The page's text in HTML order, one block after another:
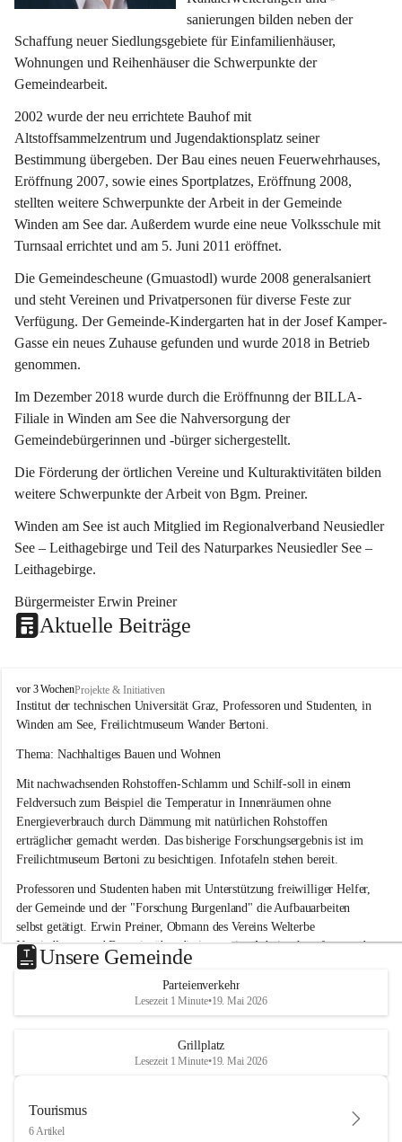
sanierungen bilden neben der
Schaffung neuer Siedlungsgebiete für Einfamilienhäuser,
Wohnungen und Reihenhäuser die Schwerpunkte der
Gemeindearbeit.
2002 wurde der neu errichtete Bauhof mit
Altstoffsammelzentrum und Jugendaktionsplatz seiner
Bestimmung übergeben. Der Bau eines neuen Feuerwehrhauses,
Eröffnung 2007, sowie eines Sportplatzes, Eröffnung 2008,
stellten weitere Schwerpunkte der Arbeit in der Gemeinde
Winden am See dar. Außerdem wurde eine neue Volksschule mit
Turnsaal errichtet und am 5. Juni 2011 eröffnet.
Die Gemeindescheune (Gmuastodl) wurde 2008 generalsaniert
und steht Vereinen und Privatpersonen für diverse Feste zur
Verfügung. Der Gemeinde-Kindergarten hat in der Josef Kamper-
Gasse ein neues Zuhause gefunden und wurde 2018 in Betrieb
genommen.
Im Dezember 2018 wurde durch die Eröffnunng der BILLA-
Filiale in Winden am See die Nahversorgung der
Gemeindebürgerinnen und -bürger sichergestellt.
Die Förderung der örtlichen Vereine und Kulturaktivitäten bilden
weitere Schwerpunkte der Arbeit von Bgm. Preiner.
Winden am See ist auch Mitglied im Regionalverband Neusiedler
See – Leithagebirge und Teil des Naturparkes Neusiedler See –
Leithagebirge.
Bürgermeister Erwin Preiner
Aktuelle Beiträge
W
i
n
e
a
m
S
e
e
vor 3 WochenProjekte & Initiativen
Institut der technischen Universität Graz, Professoren und Studenten, in
Winden am See, Freilichtmuseum Wander Bertoni.
Thema: Nachhaltiges Bauen und Wohnen
Mit nachwachsenden Rohstoffen-Schlamm und Schilf-soll in einem
Feldversuch zum Beispiel die Temperatur in Innenräumen ohne
Energieverbrauch durch Dämmung mit natürlichen Rohstoffen
erträglicher gemacht werden. Das bisherige Forschungsergebnis ist im
Freilichtmuseum Bertoni zu besichtigen. Infotafeln stehen bereit.
Professoren und Studenten haben mit Unterstützung freiwilliger Helfer,
der Gemeinde und der "Forschung Burgenland" die Aufbauarbeiten
selbst getätigt. Erwin Preiner, Obmann des Vereins Welterbe
Neusiedlersee und Bgm. ist über die innovative Arbeit sehr erfreut und
hofft auf baldige praktische Anwendung der Forschungsergebnisse.
Gerade in Zeiten des Klimawandels ist jede technologische Innovation
wichtig!
Unsere Gemeinde
Parteienverkehr
Lesezeit 1 Minute•19. Mai 2026
Grillplatz
Lesezeit 1 Minute•19. Mai 2026
Tourismus
6 Artikel